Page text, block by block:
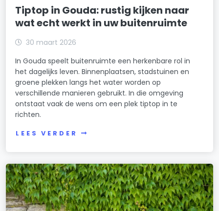
Tiptop in Gouda: rustig kijken naar
wat echt werkt in uw buitenruimte
30 maart 2026
In Gouda speelt buitenruimte een herkenbare rol in
het dagelijks leven. Binnenplaatsen, stadstuinen en
groene plekken langs het water worden op
verschillende manieren gebruikt. In die omgeving
ontstaat vaak de wens om een plek tiptop in te
richten.
LEES VERDER